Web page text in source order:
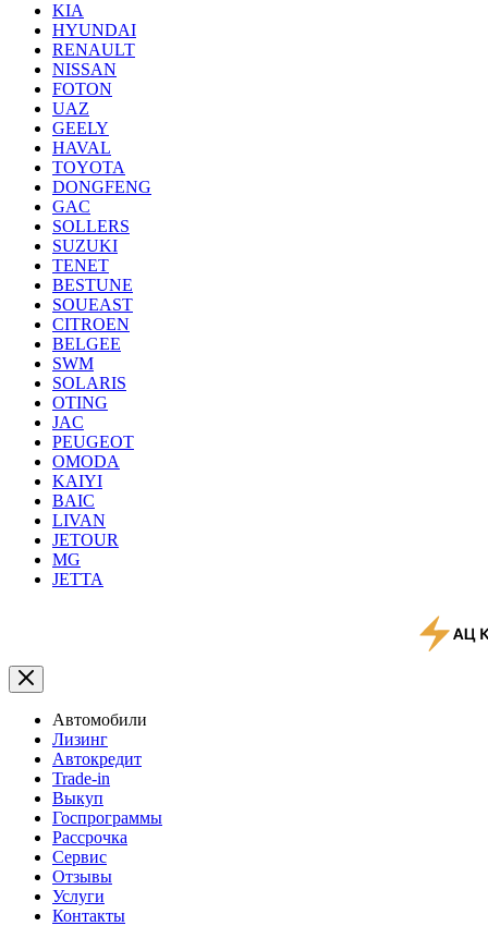
KIA
HYUNDAI
RENAULT
NISSAN
FOTON
UAZ
GEELY
HAVAL
TOYOTA
DONGFENG
GAC
SOLLERS
SUZUKI
TENET
BESTUNE
SOUEAST
CITROEN
BELGEE
SWM
SOLARIS
OTING
JAC
PEUGEOT
OMODA
KAIYI
BAIC
LIVAN
JETOUR
MG
JETTA
Автомобили
Лизинг
Автокредит
Trade-in
Выкуп
Госпрограммы
Рассрочка
Сервис
Отзывы
Услуги
Контакты